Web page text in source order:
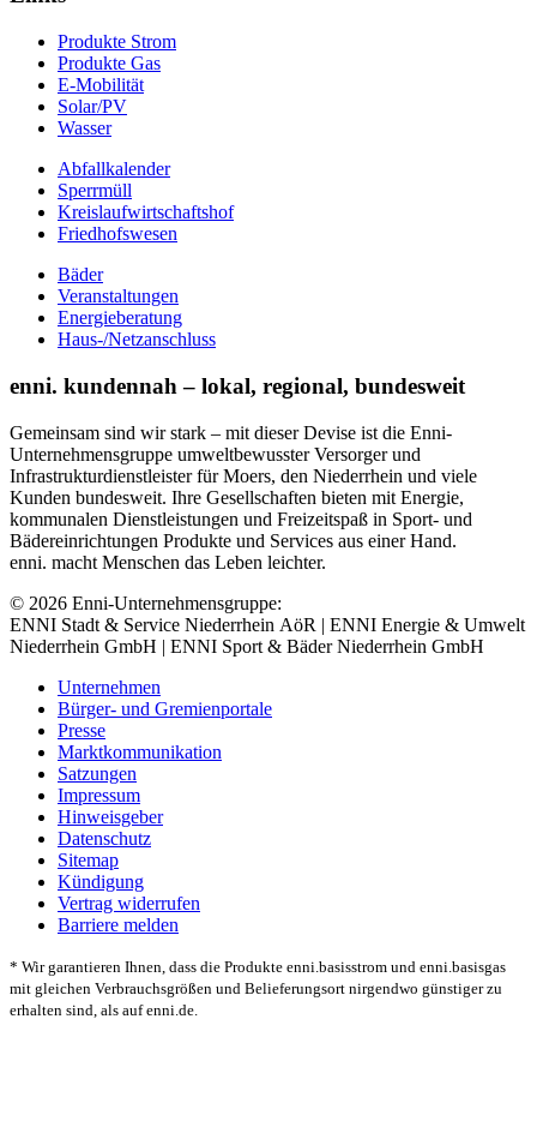
Produkte Strom
Produkte Gas
E-Mobilität
Solar/PV
Wasser
Abfallkalender
Sperrmüll
Kreislaufwirtschaftshof
Friedhofswesen
Bäder
Veranstaltungen
Energieberatung
Haus-/Netzanschluss
enni. kundennah – lokal, regional, bundesweit
Gemeinsam sind wir stark – mit dieser Devise ist die Enni-
Unternehmensgruppe umweltbewusster Versorger und
Infrastrukturdienstleister für Moers, den Niederrhein und viele
Kunden bundesweit. Ihre Gesellschaften bieten mit Energie,
kommunalen Dienstleistungen und Freizeitspaß in Sport- und
Bädereinrichtungen Produkte und Services aus einer Hand.
enni. macht Menschen das Leben leichter.
© 2026 Enni-Unternehmensgruppe:
ENNI Stadt & Service Niederrhein AöR | ENNI Energie & Umwelt
Niederrhein GmbH | ENNI Sport & Bäder Niederrhein GmbH
Unternehmen
Bürger- und Gremienportale
Presse
Marktkommunikation
Satzungen
Impressum
Hinweisgeber
Datenschutz
Sitemap
Kündigung
Vertrag widerrufen
Barriere melden
* Wir garantieren Ihnen, dass die Produkte enni.basisstrom und enni.basisgas
mit gleichen Verbrauchsgrößen und Belieferungsort nirgendwo günstiger zu
erhalten sind, als auf enni.de.